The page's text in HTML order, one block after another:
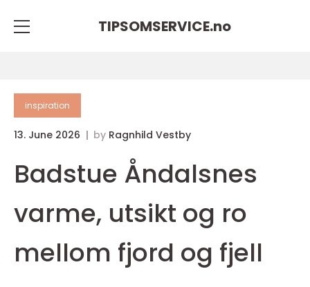
TIPSOMSERVICE.no
inspiration
13. June 2026 by Ragnhild Vestby
Badstue Åndalsnes
varme, utsikt og ro
mellom fjord og fjell